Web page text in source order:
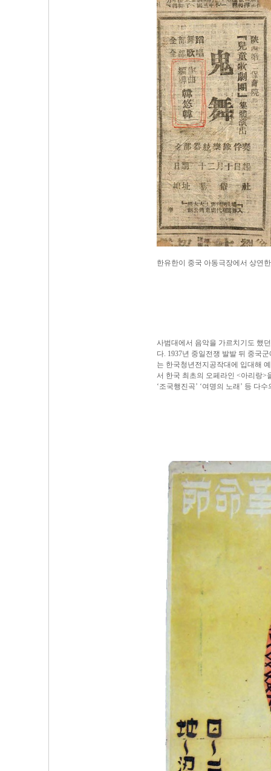
한유한이 중국 아동극장에서 상연
사범대에서 음악을 가르치기도 했
다. 1937년 중일전쟁 발발 뒤 중국
는 한국청년전지공작대에 입대해
서 한국 최초의 오페라인 <아리랑>
‘조국행진곡’ ‘여명의 노래’ 등 다